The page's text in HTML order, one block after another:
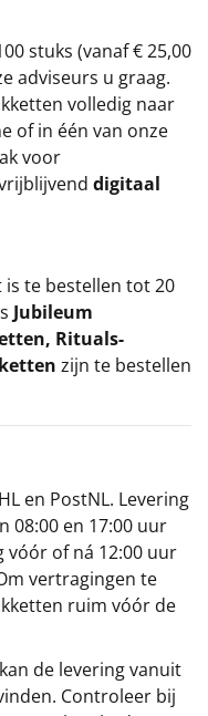
stuks (vanaf € 25,00
adviseurs u graag.
volledig naar
of in één van onze
voor
digitaal
is te bestellen tot 20
Jubileum
, Rituals-
zijn te bestellen
en PostNL. Levering
08:00 en 17:00 uur
vóór of ná 12:00 uur
vertragingen te
ruim vóór de
de levering vanuit
Controleer bij